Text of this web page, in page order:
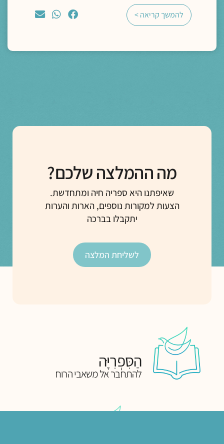
להמשך קריאה >
מה ההמלצה שלכם?
שאיפתנו היא ספריה חיה ומתחדשת.
הצעות למקורות נוספים, הארות והערות
יתקבלו בברכה
לשליחת המלצה
הַסִּפְרִיָּה
להתחבר אל משאבי הרוח